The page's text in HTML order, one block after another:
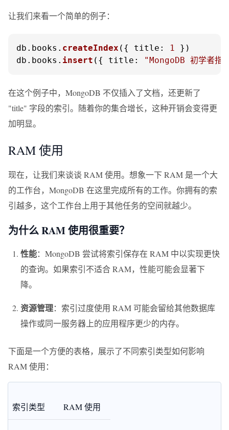
让我们来看一个简单的例子：
db. books . createIndex ({ title : 1 })
db. books . insert ({ title : "MongoDB 初学者指
在这个例子中，MongoDB 不仅插入了文档，还更新了
"title" 字段的索引。随着你的集合增长，这种开销会变得更
加明显。
RAM 使用
现在，让我们来谈谈 RAM 使用。想象一下 RAM 是一个大
的工作台，MongoDB 在这里完成所有的工作。你拥有的索
引越多，这个工作台上用于其他任务的空间就越少。
为什么 RAM 使用很重要？
性能：MongoDB 尝试将索引保存在 RAM 中以实现更快
的查询。如果索引不适合 RAM，性能可能会显著下
降。
资源管理：索引过度使用 RAM 可能会留给其他数据库
操作或同一服务器上的应用程序更少的内存。
下面是一个方便的表格，展示了不同索引类型如何影响
RAM 使用：
索引类型 RAM 使用